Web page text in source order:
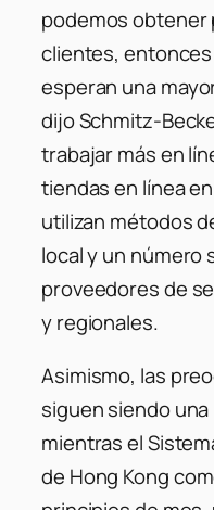
podemos obtener
clientes,
esperan una
dijo Schmitz-
trabajar más en
tiendas en línea
utilizan métodos
local y un número
proveedores de
y regionales.
Asimismo, las
siguen siendo
mientras el
de Hong Kong